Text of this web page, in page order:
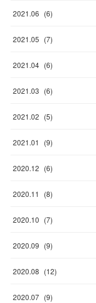
2021.06 (6)
2021.05 (7)
2021.04 (6)
2021.03 (6)
2021.02 (5)
2021.01 (9)
2020.12 (6)
2020.11 (8)
2020.10 (7)
2020.09 (9)
2020.08 (12)
2020.07 (9)